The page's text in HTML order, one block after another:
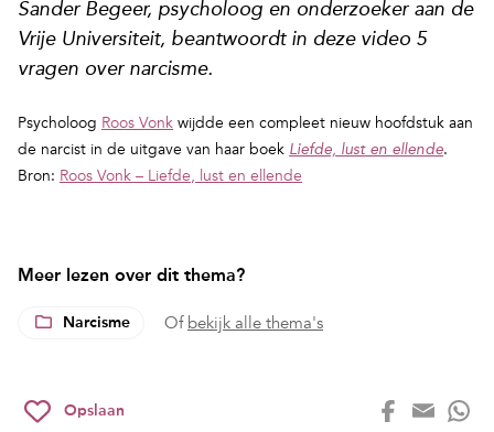
Sander Begeer, psycholoog en onderzoeker aan de
Vrije Universiteit, beantwoordt in deze video 5
vragen over narcisme.
Psycholoog Roos Vonk wijdde een compleet nieuw hoofdstuk aan
de narcist in de uitgave van haar boek Liefde, lust en ellende.
Bron: Roos Vonk – Liefde, lust en ellende
Meer lezen over dit thema?
Narcisme Of bekijk alle thema's
Opslaan